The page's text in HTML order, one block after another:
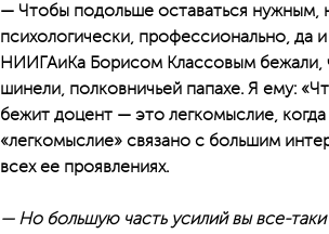
— Чтобы подольше оставаться нужным,
психологически, профессионально, да
НИИГАиКа Борисом Классовым бежали,
шинели, полковничьей папахе. Я ему:
бежит доцент — это легкомыслие,
«легкомыслие» связано с большим
всех ее проявлениях.
— Но большую часть усилий вы все-таки